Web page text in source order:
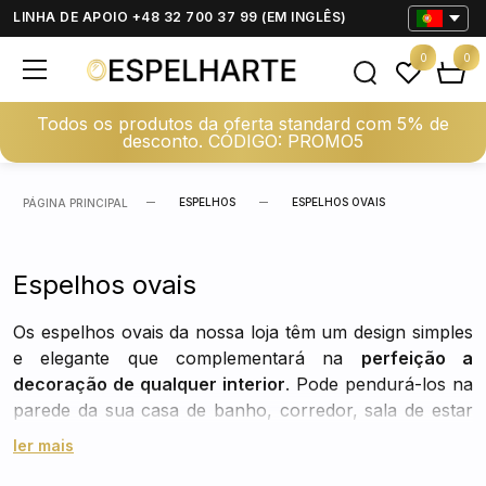
LINHA DE APOIO +48 32 700 37 99 (EM INGLÊS)
Todos os produtos da oferta standard com 5% de
desconto. CÓDIGO: PROMO5
0 0
PÁGINA PRINCIPAL ESPELHOS ESPELHOS OVAIS
Espelhos ovais
Os espelhos ovais da nossa loja têm um design simples
e elegante que complementará na perfeição a
decoração de qualquer interior. Pode pendurá-los na
parede da sua casa de banho, corredor, sala de estar
ou quarto. Opte por um espelho oval moderno se
ler mais